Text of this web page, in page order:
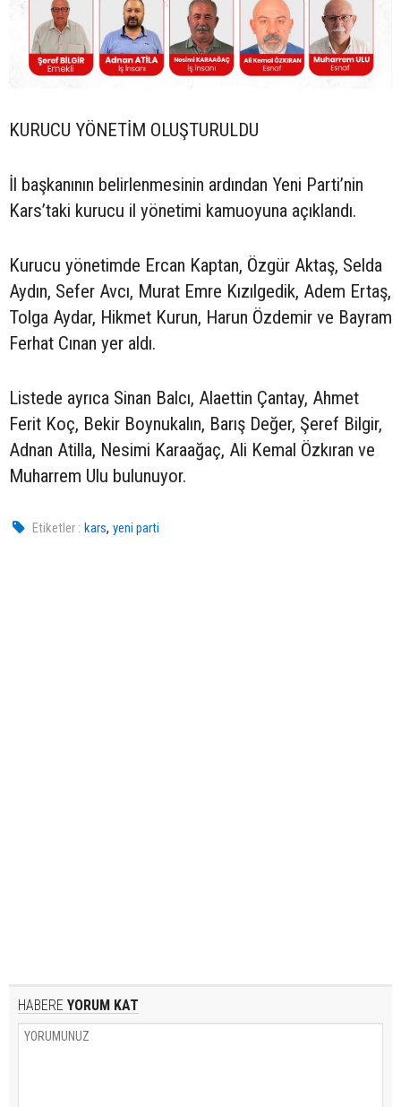
KURUCU YÖNETİM OLUŞTURULDU
İl başkanının belirlenmesinin ardından Yeni Parti’nin
Kars’taki kurucu il yönetimi kamuoyuna açıklandı.
Kurucu yönetimde Ercan Kaptan, Özgür Aktaş, Selda
Aydın, Sefer Avcı, Murat Emre Kızılgedik, Adem Ertaş,
Tolga Aydar, Hikmet Kurun, Harun Özdemir ve Bayram
Ferhat Cınan yer aldı.
Listede ayrıca Sinan Balcı, Alaettin Çantay, Ahmet
Ferit Koç, Bekir Boynukalın, Barış Değer, Şeref Bilgir,
Adnan Atilla, Nesimi Karaağaç, Ali Kemal Özkıran ve
Muharrem Ulu bulunuyor.
Etiketler : kars,yeni parti
HABERE YORUM KAT